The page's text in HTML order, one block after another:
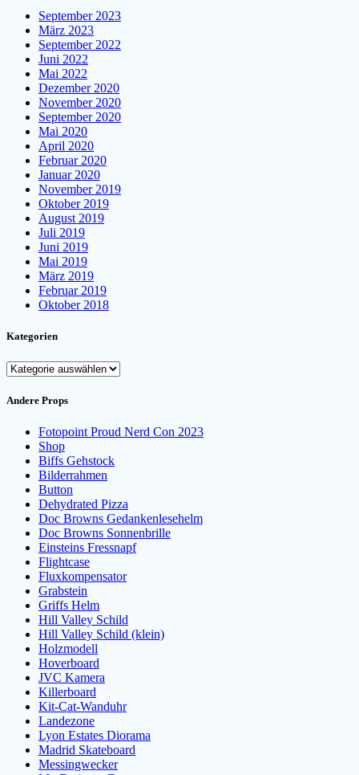
September 2023
März 2023
September 2022
Juni 2022
Mai 2022
Dezember 2020
November 2020
September 2020
Mai 2020
April 2020
Februar 2020
Januar 2020
November 2019
Oktober 2019
August 2019
Juli 2019
Juni 2019
Mai 2019
März 2019
Februar 2019
Oktober 2018
Kategorien
Kategorien
Andere Props
Fotopoint Proud Nerd Con 2023
Shop
Biffs Gehstock
Bilderrahmen
Button
Dehydrated Pizza
Doc Browns Gedankenlesehelm
Doc Browns Sonnenbrille
Einsteins Fressnapf
Flightcase
Fluxkompensator
Grabstein
Griffs Helm
Hill Valley Schild
Hill Valley Schild (klein)
Holzmodell
Hoverboard
JVC Kamera
Killerboard
Kit-Cat-Wanduhr
Landezone
Lyon Estates Diorama
Madrid Skateboard
Messingwecker